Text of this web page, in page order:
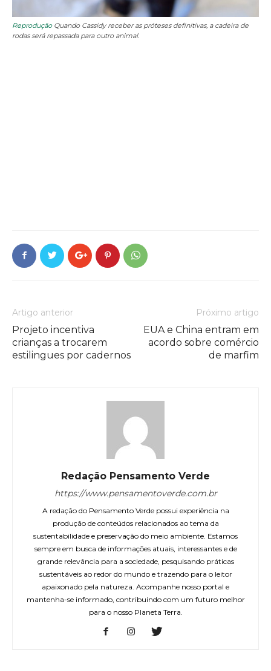
ReproduçãoQuando Cassidy receber as próteses definitivas, a cadeira de
rodas será repassada para outro animal.
Artigo anterior
Projeto incentiva
crianças a trocarem
estilingues por cadernos
Próximo artigo
EUA e China entram em
acordo sobre comércio
de marfim
Redação Pensamento Verde
https://www.pensamentoverde.com.br
A redação do Pensamento Verde possui experiência na
produção de conteúdos relacionados ao tema da
sustentabilidade e preservação do meio ambiente. Estamos
sempre em busca de informações atuais, interessantes e de
grande relevância para a sociedade, pesquisando práticas
sustentáveis ao redor do mundo e trazendo para o leitor
apaixonado pela natureza. Acompanhe nosso portal e
mantenha-se informado, contribuindo com um futuro melhor
para o nosso Planeta Terra.